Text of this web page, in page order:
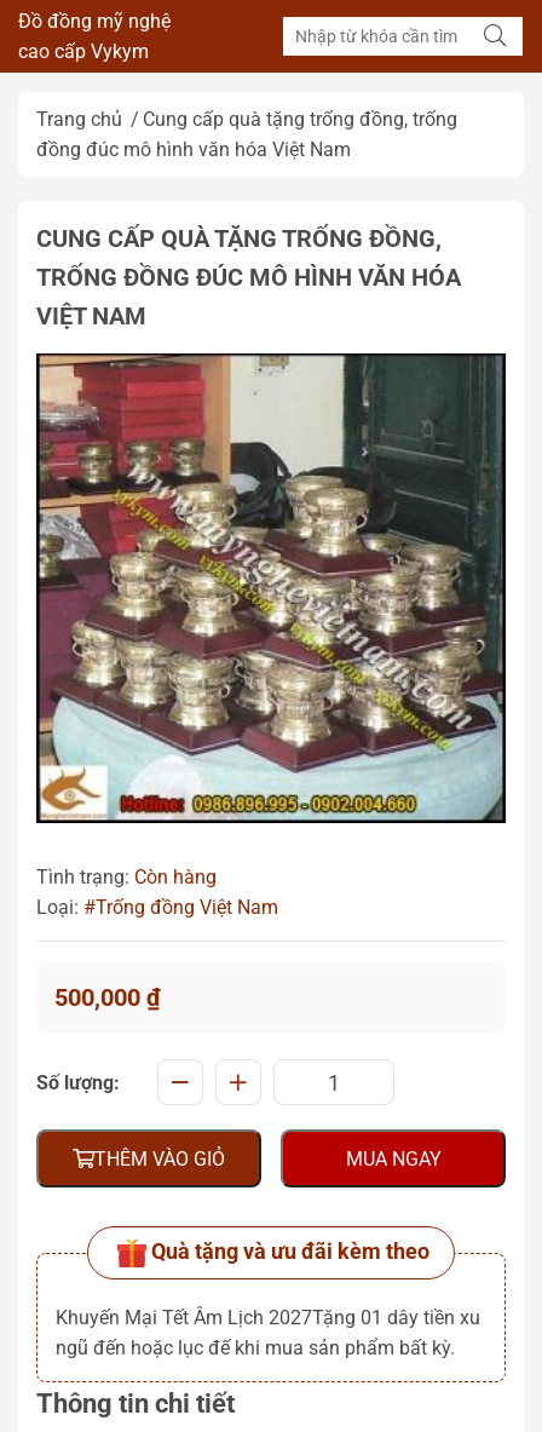
Đồ đồng mỹ nghệ
cao cấp Vykym
Trang chủ
Cung cấp quà tặng trống đồng, trống
đồng đúc mô hình văn hóa Việt Nam
CUNG CẤP QUÀ TẶNG TRỐNG ĐỒNG,
TRỐNG ĐỒNG ĐÚC MÔ HÌNH VĂN HÓA
VIỆT NAM
Tình trạng: Còn hàng
Loại: #Trống đồng Việt Nam
500,000 ₫
Số lượng:
THÊM VÀO GIỎ MUA NGAY
Quà tặng và ưu đãi kèm theo
Khuyến Mại Tết Âm Lịch 2027Tặng 01 dây tiền xu
ngũ đến hoặc lục đế khi mua sản phẩm bất kỳ.
Thông tin chi tiết